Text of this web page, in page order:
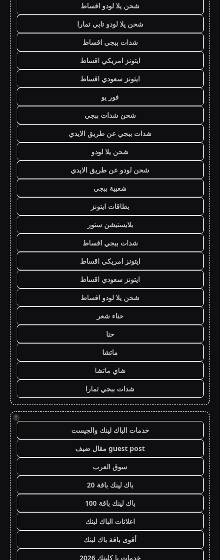
شحن يلا لودو اقساط
شحن يلا لودو تابي تمارا
شدات ببجي اقساط
ايتونز امريكي اقساط
ايتونز سعودي اقساط
فور يو
شحن شدات ببجي
شدات ببجي عن طريق الايدي
شحن يلا لودو
شحن لودو عن طريق الايدي
شعبية ببجي
بطاقات ايتونز
بلايستيشن ستور
شدات ببجي اقساط
ايتونز امريكي اقساط
ايتونز سعودي اقساط
شحن يلا لودو اقساط
حناء شعر
حنا
ماتشا
شاي ماتشا
شدات ببجي تمارا
!
خدمات الباك لينك والجيست
guest post مقال ضيف
سوق العرب
باك لينك باقة 20
باك لينك باقة 100
اعلانات الباك لينك
أقوى باقة باك لينك
خدمات با كلينك 2026